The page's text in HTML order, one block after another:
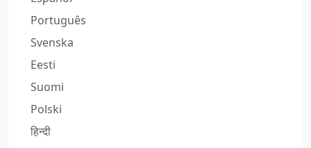
Português
Svenska
Eesti
Suomi
Polski
हिन्दी